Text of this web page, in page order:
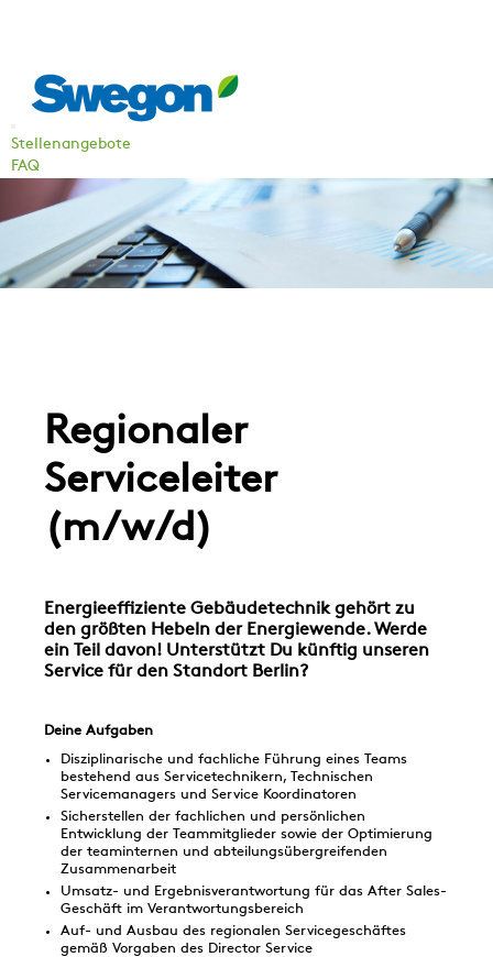
Stellenangebote
FAQ
Regionaler
Serviceleiter
(m/w/d)
Energieeffiziente Gebäudetechnik gehört zu
den größten Hebeln der Energiewende. Werde
ein Teil davon! Unterstützt Du künftig unseren
Service für den Standort Berlin?
Deine Aufgaben
Disziplinarische und fachliche Führung eines Teams
bestehend aus Servicetechnikern, Technischen
Servicemanagers und Service Koordinatoren
Sicherstellen der fachlichen und persönlichen
Entwicklung der Teammitglieder sowie der Optimierung
der teaminternen und abteilungsübergreifenden
Zusammenarbeit
Umsatz- und Ergebnisverantwortung für das After Sales-
Geschäft im Verantwortungsbereich
Auf- und Ausbau des regionalen Servicegeschäftes
gemäß Vorgaben des Director Service